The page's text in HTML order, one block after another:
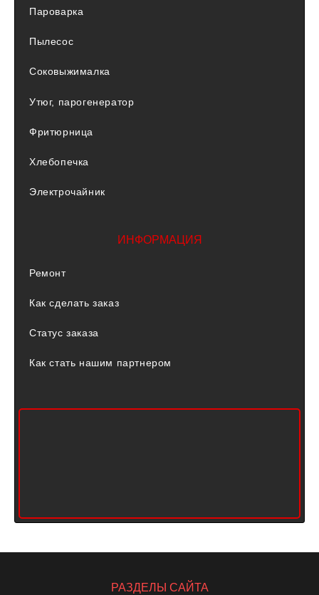
Пароварка
Пылесос
Соковыжималка
Утюг, парогенератор
Фритюрница
Хлебопечка
Электрочайник
ИНФОРМАЦИЯ
Ремонт
Как сделать заказ
Статус заказа
Как стать нашим партнером
РАЗДЕЛЫ САЙТА